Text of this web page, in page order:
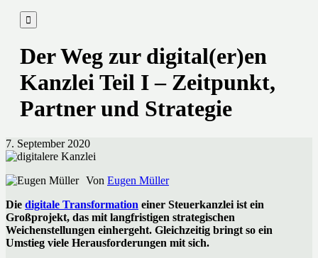

Der Weg zur digital(er)en
Kanzlei Teil I – Zeitpunkt,
Partner und Strategie
7. September 2020
Von Eugen Müller
Die digitale Transformation einer Steuerkanzlei ist ein
Großprojekt, das mit langfristigen strategischen
Weichenstellungen einhergeht. Gleichzeitig bringt so ein
Umstieg viele Herausforderungen mit sich.